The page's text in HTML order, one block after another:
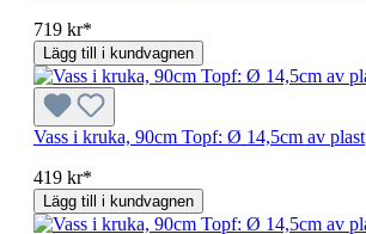
719 kr*
Lägg till i kundvagnen
Vass i kruka, 90cm Topf: Ø 14,5cm av plast
419 kr*
Lägg till i kundvagnen